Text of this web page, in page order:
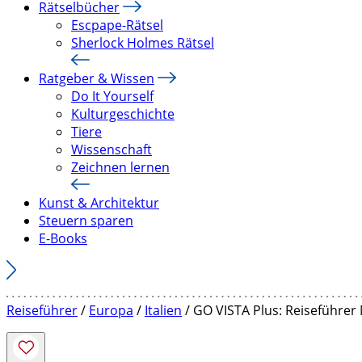
Rätselbücher
Escpape-Rätsel
Sherlock Holmes Rätsel
Ratgeber & Wissen
Do It Yourself
Kulturgeschichte
Tiere
Wissenschaft
Zeichnen lernen
Kunst & Architektur
Steuern sparen
E-Books
Reiseführer/ Europa / Italien / GO VISTA Plus: Reiseführer